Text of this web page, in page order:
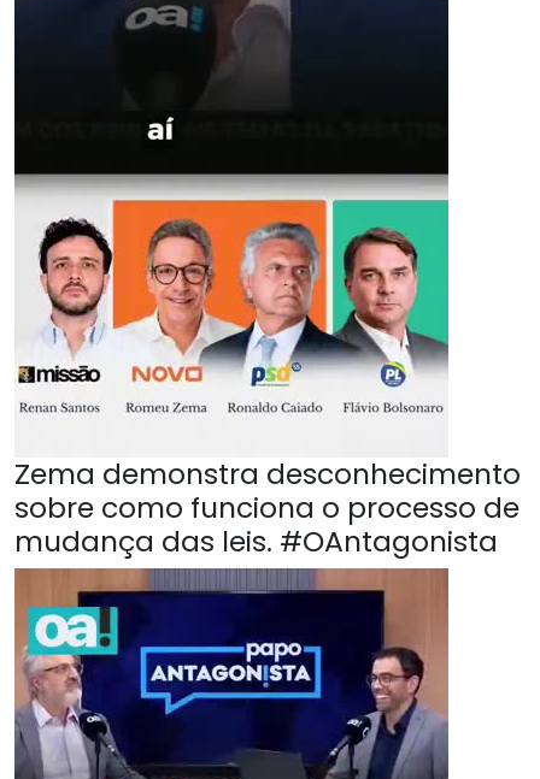
Zema demonstra desconhecimento
sobre como funciona o processo de
mudança das leis. #OAntagonista